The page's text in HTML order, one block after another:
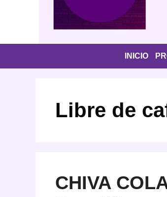
INICIO
Libre de
CHIVA